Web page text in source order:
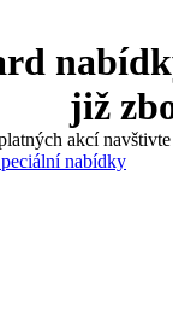
již
akcí
nabídky